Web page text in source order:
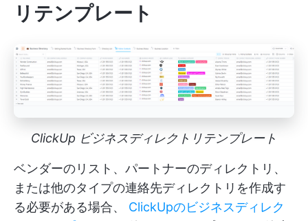
リテンプレート
ClickUp ビジネスディレクトリテンプレート
ベンダーのリスト、パートナーのディレクトリ、
または他のタイプの連絡先ディレクトリを作成す
る必要がある場合、 ClickUpのビジネスディレク